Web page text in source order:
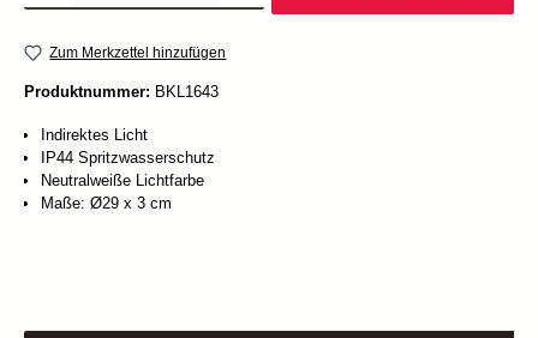
Zum Merkzettel hinzufügen
Produktnummer: BKL1643
Indirektes Licht
IP44 Spritzwasserschutz
Neutralweiße Lichtfarbe
Maße: Ø29 x 3 cm